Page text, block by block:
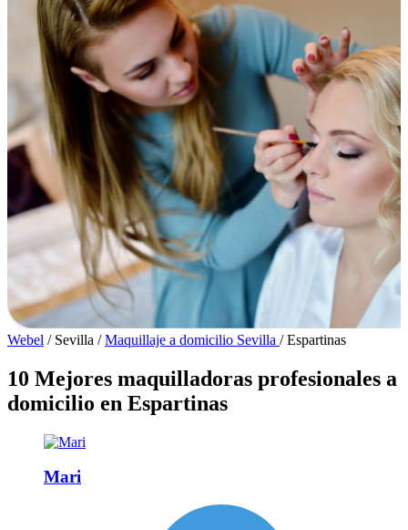
Webel / Sevilla / Maquillaje a domicilio Sevilla / Espartinas
10 Mejores maquilladoras profesionales a
domicilio en Espartinas
Mari